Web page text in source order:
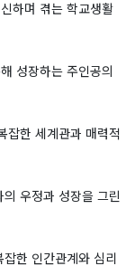
하며 겪는 학교생활
성장하는 주인공의
잡한 세계관과 매력적
우정과 성장을 그린
한 인간관계와 심리